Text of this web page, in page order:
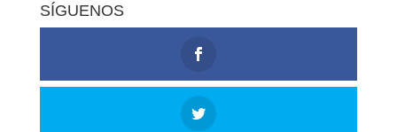
SÍGUENOS